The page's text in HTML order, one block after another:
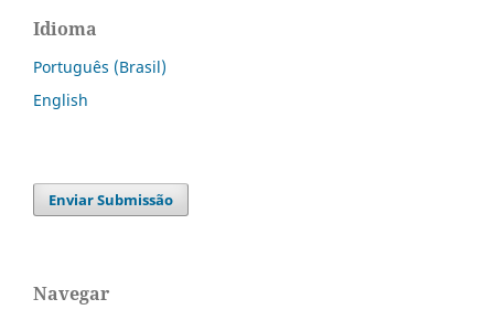
Idioma
Português (Brasil)
English
Enviar Submissão
Navegar